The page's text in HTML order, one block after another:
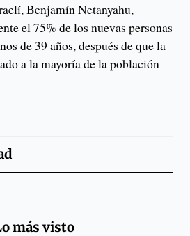
Benjamín Netanyahu,
el 75% de los nuevas personas
de 39 años, después de que la
a la mayoría de la población
más visto